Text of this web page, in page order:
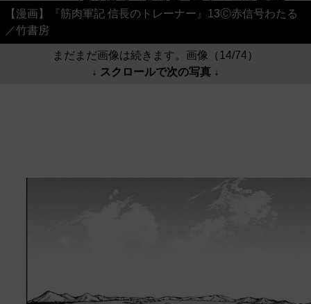
【漫画】『筋肉軍記 信長のトレーナー』13Ⓒ赤信号わたる
／竹書房
まだまだ画像は続きます。画像（14/74）
↓ スクロールで次の写真 ↓